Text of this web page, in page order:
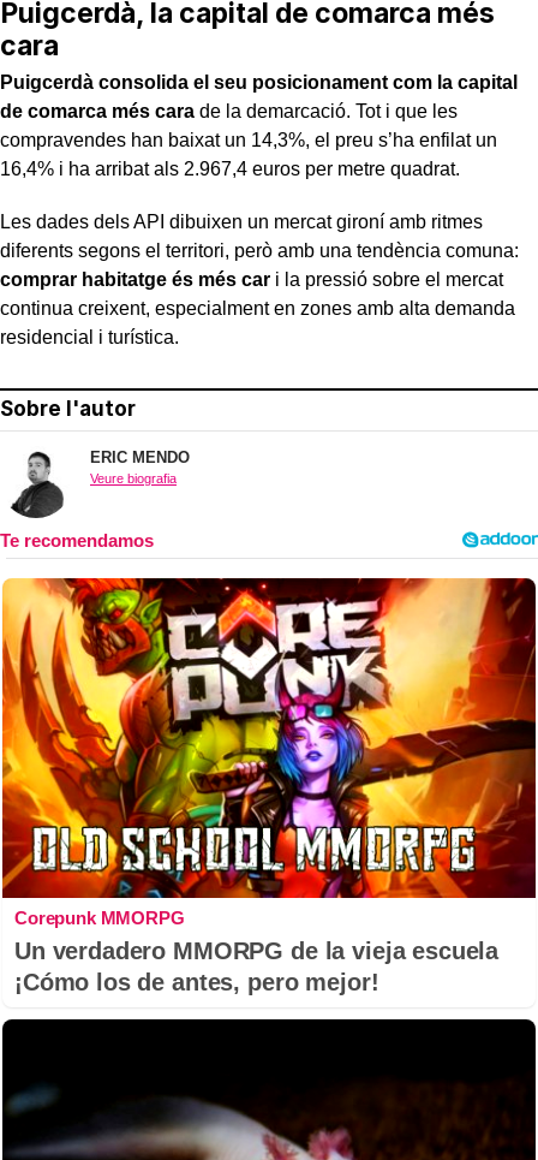
Puigcerdà, la capital de comarca més
cara
Puigcerdà consolida el seu posicionament com la capital
de comarca més cara de la demarcació. Tot i que les
compravendes han baixat un 14,3%, el preu s’ha enfilat un
16,4% i ha arribat als 2.967,4 euros per metre quadrat.
Les dades dels API dibuixen un mercat gironí amb ritmes
diferents segons el territori, però amb una tendència comuna:
comprar habitatge és més car i la pressió sobre el mercat
continua creixent, especialment en zones amb alta demanda
residencial i turística.
Sobre l'autor
ERIC MENDO
Veure biografia
Corepunk MMORPG
Un verdadero MMORPG de la vieja escuela
¡Cómo los de antes, pero mejor!